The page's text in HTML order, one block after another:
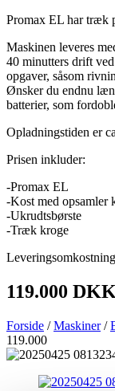
Promax EL har træk
Maskinen leveres
40 minutters drift
opgaver, såsom
Ønsker du endnu
batterier, som
Opladningstiden er
Prisen inkluder:
-Promax EL
-Kost med opsamler
-Ukrudtsbørste
-Træk kroge
119.000 DKK
Forside /Maskiner/
119.000